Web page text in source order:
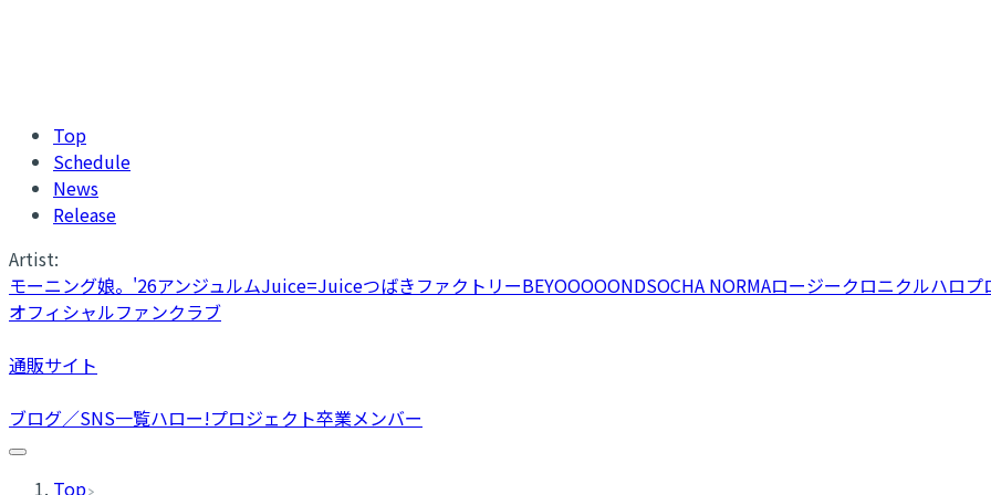
Top
Schedule
News
Release
Artist:
モーニング娘。'26アンジュルムJuice=JuiceつばきファクトリーBEYOOOOONDSOCHA NORMAロージークロニクルハロプ
オフィシャルファンクラブ
通販サイト
ブログ／SNS一覧ハロー!プロジェクト卒業メンバー
Top